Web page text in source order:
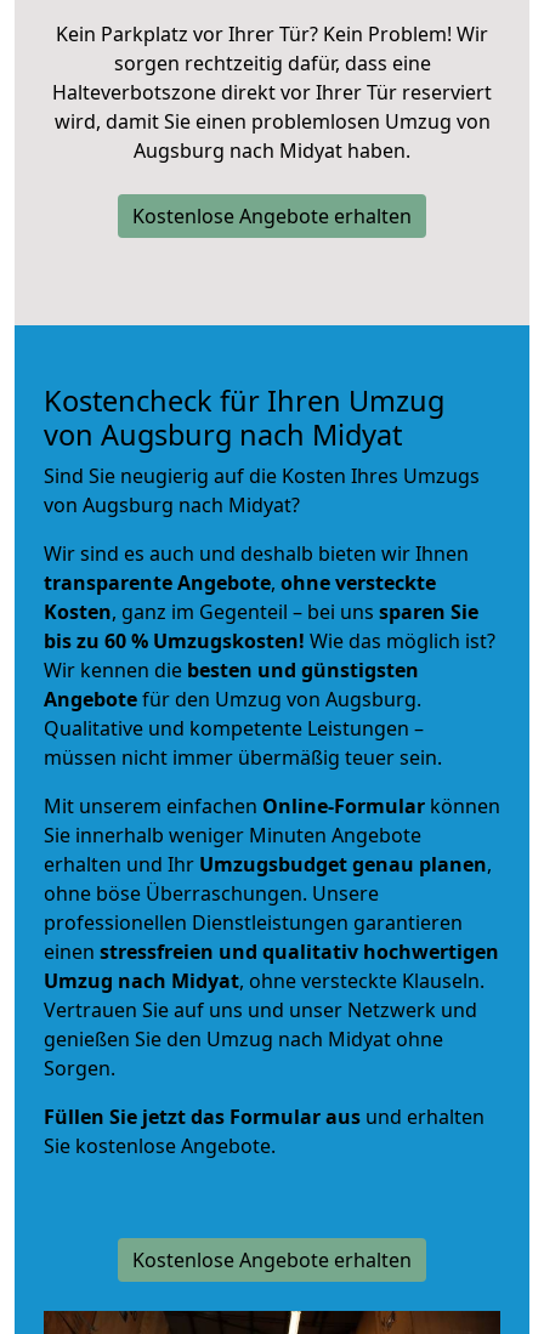
Kein Parkplatz vor Ihrer Tür? Kein Problem! Wir
sorgen rechtzeitig dafür, dass eine
Halteverbotszone direkt vor Ihrer Tür reserviert
wird, damit Sie einen problemlosen Umzug von
Augsburg nach Midyat haben.
Kostenlose Angebote erhalten
Kostencheck für Ihren Umzug
von Augsburg nach Midyat
Sind Sie neugierig auf die Kosten Ihres Umzugs
von Augsburg nach Midyat?
Wir sind es auch und deshalb bieten wir Ihnen
transparente Angebote, ohne versteckte
Kosten, ganz im Gegenteil – bei uns sparen Sie
bis zu 60 % Umzugskosten! Wie das möglich ist?
Wir kennen die besten und günstigsten
Angebotefür den Umzug von Augsburg.
Qualitative und kompetente Leistungen –
müssen nicht immer übermäßig teuer sein.
Mit unserem einfachen Online-Formular können
Sie innerhalb weniger Minuten Angebote
erhalten und Ihr Umzugsbudgetgenau planen,
ohne böse Überraschungen. Unsere
professionellen Dienstleistungen garantieren
einen stressfreien und qualitativ hochwertigen
Umzug nach Midyat, ohne versteckte Klauseln.
Vertrauen Sie auf uns und unser Netzwerk und
genießen Sie den Umzug nach Midyat ohne
Sorgen.
Füllen Sie jetzt das Formular aus und erhalten
Sie kostenlose Angebote.
Kostenlose Angebote erhalten